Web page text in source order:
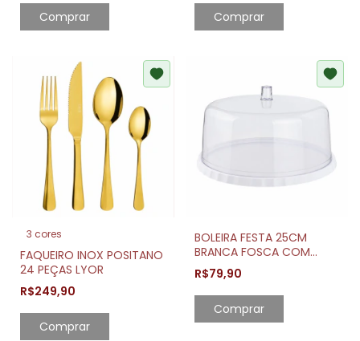
3 cores
FAQUEIRO INOX POSITANO
24 PEÇAS LYOR
R$249,90
Comprar
BOLEIRA FESTA 25CM
BRANCA FOSCA COM
CUPULA ACRILICA
TRANSPARENTE
R$79,90